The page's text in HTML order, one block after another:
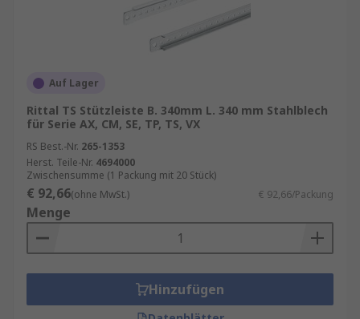
Auf Lager
Rittal TS Stützleiste B. 340mm L. 340 mm Stahlblech
für Serie AX, CM, SE, TP, TS, VX
RS Best.-Nr. 265-1353
Herst. Teile-Nr. 4694000
Zwischensumme (1 Packung mit 20 Stück)
€ 92,66(ohne MwSt.) € 92,66/Packung
Menge
Hinzufügen